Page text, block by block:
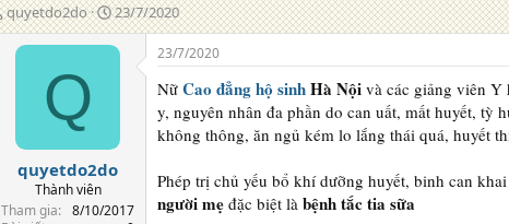
T
á
quyetdo2do
N
g
à
g
23/7/2020
Q
quyetdo2do
Thành viên
Tham gia
8/10/2017
23/7/2020
Nữ Cao đẳng hộ sinhHà Nội và các giảng viên Y
y, nguyên nhân đa phần do can uất, mất huyết,
không thông, ăn ngủ kém lo lắng thái quá, huyết
Phép trị chủ yếu bổ khí dưỡng huyết, binh can
người mẹ đặc biệt là bệnh tắc tia sữa